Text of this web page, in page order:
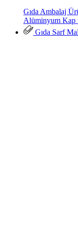
Gıda Ambalaj
Alüminyum Kap
Gıda Sarf